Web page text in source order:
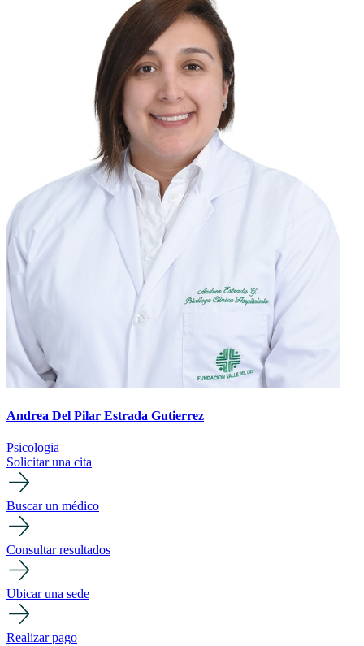
Andrea Del Pilar Estrada Gutierrez
Psicologia
Solicitar una cita
Buscar un médico
Consultar resultados
Ubicar una sede
Realizar pago